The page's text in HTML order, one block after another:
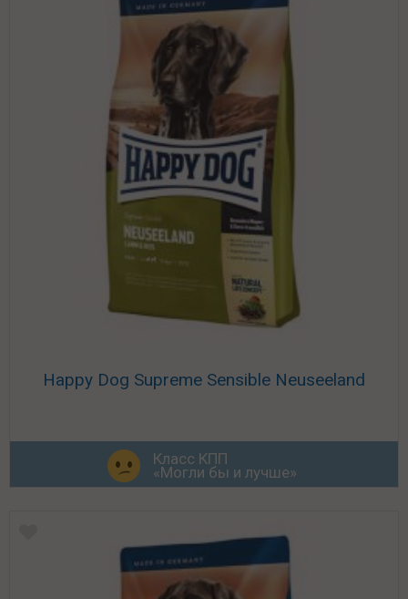
Happy Dog Supreme Sensible Neuseeland
Класс КПП
«Могли бы и лучше»